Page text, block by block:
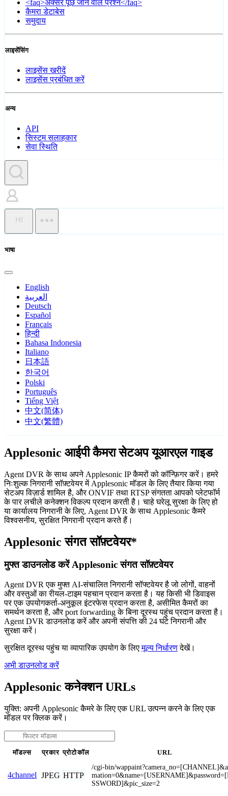
<faq>अक्सर पूछे जाने वाले प्रश्न</faq>
कैमरा डेटाबेस
समुदाय
लाइसेंसिंग
लाइसेंस खरीदें
लाइसेंस प्रबंधित करें
अन्य
API
सिस्टम सलाहकार
सेवा स्थिति
HI
भाषा
English
العربية
Deutsch
Español
Français
हिन्दी
Bahasa Indonesia
Italiano
日本語
한국어
Polski
Português
Tiếng Việt
中文(简体)
中文(繁體)
Applesonic आईपी कैमरा सेटअप यूआरएल गाइड
Agent DVR के साथ अपने Applesonic IP कैमरों को कॉन्फ़िगर करें। हमरे
निःशुल्क निगरानी सॉफ़्टवेयर में Applesonic मॉडल के लिए तैयार किया गया
सेटअप विज़ार्ड शामिल है, और ONVIF तथा RTSP संगतता आपको प्लेटफॉर्म
के पार लचीले कनेक्शन विकल्प प्रदान करती है। चाहे घरेलू सुरक्षा के लिए हो
या कार्यालय निगरानी के लिए, Agent DVR के साथ Applesonic कैमरे
विश्वसनीय, सुरक्षित निगरानी प्रदान करते हैं।
Applesonic संगत सॉफ़्टवेयर*
मुफ्त डाउनलोड करें Applesonic संगत सॉफ़्टवेयर
Agent DVR एक मुफ्त AI-संचालित निगरानी सॉफ्टवेयर है जो लोगों, वाहनों
और वस्तुओं का रीयल-टाइम पहचान प्रदान करता है। यह किसी भी डिवाइस
पर एक उपयोगकर्ता-अनुकूल इंटरफेस प्रदान करता है, असीमित कैमरों का
समर्थन करता है, और port forwarding के बिना दूरस्थ पहुंच प्रदान करता है।
Agent DVR डाउनलोड करें और अपनी संपत्ति की 24 घंटे निगरानी और
सुरक्षा करें।
सुरक्षित दूरस्थ पहुंच या व्यापारिक उपयोग के लिएमूल्य निर्धारणदेखें।
अभी डाउनलोड करें
Applesonic कनेक्शन URLs
युक्ति: अपनी Applesonic कैमरे के लिए एक URL उत्पन्न करने के लिए एक
मॉडल पर क्लिक करें।
मॉडल्स प्रकार प्रोटोकॉल URL
4channel JPEG HTTP
/cgi-bin/
SSWORD]&pic_size=2